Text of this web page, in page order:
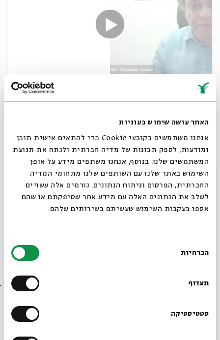
האתר עושה שימוש בעוגיות
אנחנו משתמשים בקובצי Cookie כדי להתאים אישית תוכן
ומודעות, לספק תכונות של מדיה חברתית ולנתח את תנועת
המשתמשים שלנו. בנוסף, אנחנו משתפים מידע על אופן
השימוש באתר שלנו עם השותפים שלנו מתחומי המדיה
החברתית, הפרסום וניתוח הנתונים. גורמים אלה עשויים
לשלב את הנתונים האלה עם מידע אחר שסיפקתם או שהם
אספו בעקבות השימוש שעשיתם בשירותים שלהם.
הסכמה
הכרחיות
תעדוף
סטטיסטיקה
Reform or Consensus? Choral
Synagogues in the Russian Empire
The Architecture of Gender: Women in
Eastern European Synagogue
עם: Dr. Vladimir Levin
סגור